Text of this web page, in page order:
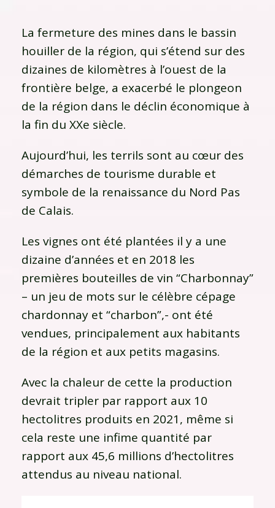
La fermeture des mines dans le bassin
houiller de la région, qui s’étend sur des
dizaines de kilomètres à l’ouest de la
frontière belge, a exacerbé le plongeon
de la région dans le déclin économique à
la fin du XXe siècle.
Aujourd’hui, les terrils sont au cœur des
démarches de tourisme durable et
symbole de la renaissance du Nord Pas
de Calais.
Les vignes ont été plantées il y a une
dizaine d’années et en 2018 les
premières bouteilles de vin “Charbonnay”
– un jeu de mots sur le célèbre cépage
chardonnay et “charbon”,- ont été
vendues, principalement aux habitants
de la région et aux petits magasins.
Avec la chaleur de cette la production
devrait tripler par rapport aux 10
hectolitres produits en 2021, même si
cela reste une infime quantité par
rapport aux 45,6 millions d’hectolitres
attendus au niveau national.